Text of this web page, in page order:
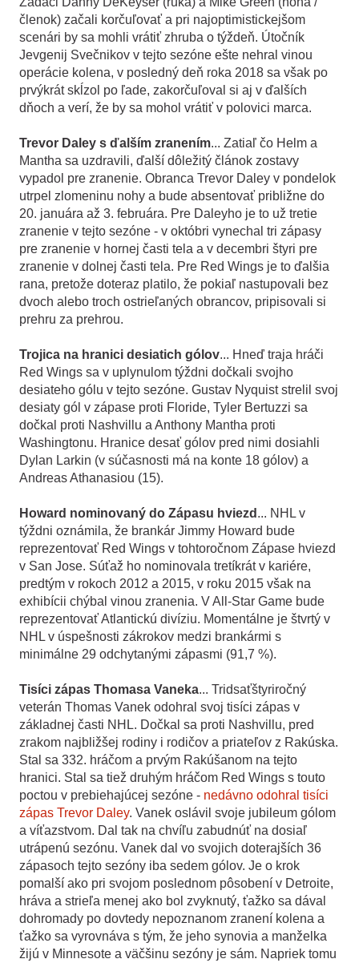
členok) začali korčuľovať a pri najoptimistickejšom
scenári by sa mohli vrátiť zhruba o týždeň. Útočník
Jevgenij Svečnikov v tejto sezóne ešte nehral vinou
operácie kolena, v posledný deň roka 2018 sa však po
prvýkrát skĺzol po ľade, zakorčuľoval si aj v ďalších
dňoch a verí, že by sa mohol vrátiť v polovici marca.
Trevor Daley s ďalším zranením... Zatiaľ čo Helm a
Mantha sa uzdravili, ďalší dôležitý článok zostavy
vypadol pre zranenie. Obranca Trevor Daley v pondelok
utrpel zlomeninu nohy a bude absentovať približne do
20. januára až 3. februára. Pre Daleyho je to už tretie
zranenie v tejto sezóne - v októbri vynechal tri zápasy
pre zranenie v hornej časti tela a v decembri štyri pre
zranenie v dolnej časti tela. Pre Red Wings je to ďalšia
rana, pretože doteraz platilo, že pokiaľ nastupovali bez
dvoch alebo troch ostrieľaných obrancov, pripisovali si
prehru za prehrou.
Trojica na hranici desiatich gólov... Hneď traja hráči
Red Wings sa v uplynulom týždni dočkali svojho
desiateho gólu v tejto sezóne. Gustav Nyquist strelil svoj
desiaty gól v zápase proti Floride, Tyler Bertuzzi sa
dočkal proti Nashvillu a Anthony Mantha proti
Washingtonu. Hranice desať gólov pred nimi dosiahli
Dylan Larkin (v súčasnosti má na konte 18 gólov) a
Andreas Athanasiou (15).
Howard nominovaný do Zápasu hviezd ... NHL v
týždni oznámila, že brankár Jimmy Howard bude
reprezentovať Red Wings v tohtoročnom Zápase hviezd
v San Jose. Súťaž ho nominovala tretíkrát v kariére,
predtým v rokoch 2012 a 2015, v roku 2015 však na
exhibícii chýbal vinou zranenia. V All-Star Game bude
reprezentovať Atlantickú divíziu. Momentálne je štvrtý v
NHL v úspešnosti zákrokov medzi brankármi s
minimálne 29 odchytanými zápasmi (91,7 %).
Tisíci zápas Thomasa Vaneka... Tridsaťštyriročný
veterán Thomas Vanek odohral svoj tisíci zápas v
základnej časti NHL. Dočkal sa proti Nashvillu, pred
zrakom najbližšej rodiny i rodičov a priateľov z Rakúska.
Stal sa 332. hráčom a prvým Rakúšanom na tejto
hranici. Stal sa tiež druhým hráčom Red Wings s touto
poctou v prebiehajúcej sezóne - nedávno odohral tisíci
zápas Trevor Daley. Vanek oslávil svoje jubileum gólom
a víťazstvom. Dal tak na chvíľu zabudnúť na dosiaľ
utrápenú sezónu. Vanek dal vo svojich doterajších 36
zápasoch tejto sezóny iba sedem gólov. Je o krok
pomalší ako pri svojom poslednom pôsobení v Detroite,
hráva a strieľa menej ako bol zvyknutý, ťažko sa dával
dohromady po dovtedy nepoznanom zranení kolena a
ťažko sa vyrovnáva s tým, že jeho synovia a manželka
žijú v Minnesote a väčšinu sezóny je sám. Napriek tomu